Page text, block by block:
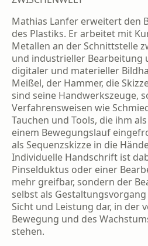
Mathias Lanfer erweitert den
des Plastiks. Er arbeitet mit
Metallen an der Schnittstelle
und industrieller Be­arbeitung
digitaler und materieller
Meißel, der Hammer, die
sind seine Handwerkszeuge,
Verfahrensweisen wie
Tauchen und Tools, die ihm
einem Bewegungslauf
als Sequenz­skizze in die
Individuelle Handschrift ist
Pinsel­duktus oder einer
mehr greifbar, sondern der
selbst als
Sicht und Leistung dar, in der
Bewegung und des
stehen.